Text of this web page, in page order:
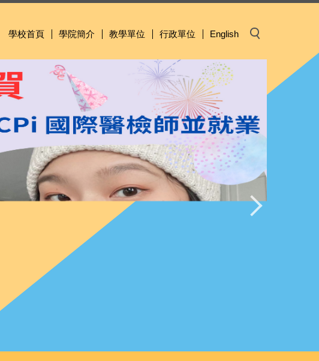
學校首頁 學院簡介 教學單位 行政單位 English